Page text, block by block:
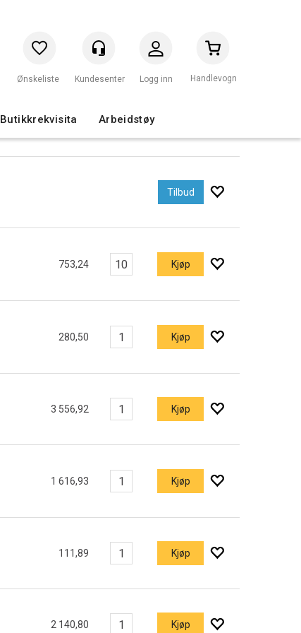
Logg inn Handlevogn
Butikkrekvisita Arbeidstøy
Tilbud
753,24 Kjøp
280,50 Kjøp
3 556,92 Kjøp
1 616,93 Kjøp
111,89 Kjøp
2 140,80 Kjøp